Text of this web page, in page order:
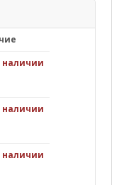
наличии
наличии
наличии